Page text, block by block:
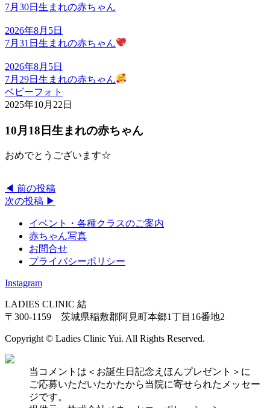
7月30日生まれの赤ちゃん
2026年8月5日
7月31日生まれの赤ちゃん
2026年8月5日
7月29日生まれの赤ちゃん
ベビーフォト
2025年10月22日
10月18日生まれの赤ちゃん
おめでとうございます☆
◀︎ 前の投稿
次の投稿 ▶︎
イベント・各種クラスのご案内
赤ちゃん写真
お問合せ
プライバシーポリシー
Instagram
LADIES CLINIC 結
〒300-1159 茨城県稲敷郡阿見町本郷1丁目16番地2
Copyright © Ladies Clinic Yui. All Rights Reserved.
当コメントは＜お誕生日記念えほんプレゼント＞に
ご応募いただいたかたから当院に寄せられたメッセー
ジです。